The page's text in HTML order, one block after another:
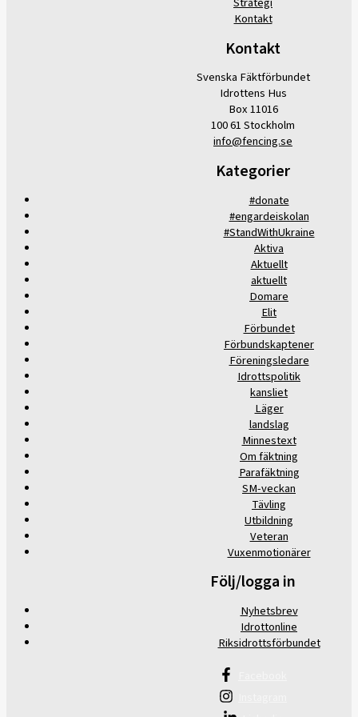
Kontakt
Kontakt
Svenska Fäktförbundet
Idrottens Hus
Box 11016
100 61 Stockholm
info@fencing.se
Kategorier
#donate
#engardeiskolan
#StandWithUkraine
Aktiva
Aktuellt
aktuellt
Domare
Elit
Förbundet
Förbundskaptener
Föreningsledare
Idrottspolitik
kansliet
Läger
landslag
Minnestext
Om fäktning
Parafäktning
SM-veckan
Tävling
Utbildning
Veteran
Vuxenmotionärer
Följ/logga in
Nyhetsbrev
Idrottonline
Riksidrottsförbundet